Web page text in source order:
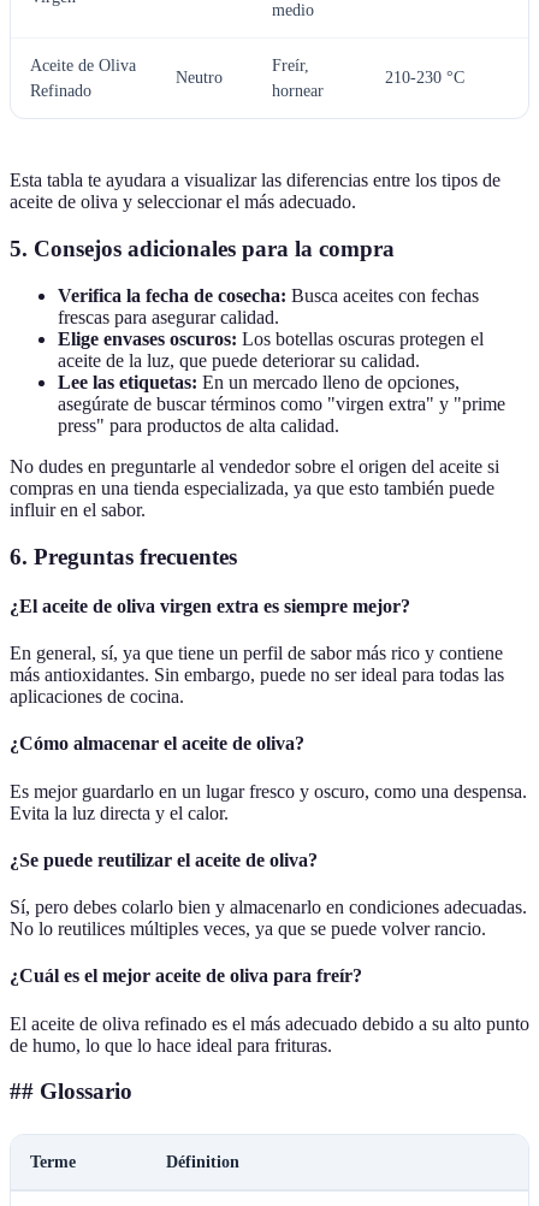
medio
Aceite de Oliva
Refinado
Neutro
Freír,
hornear
210-230 °C
Esta tabla te ayudara a visualizar las diferencias entre los tipos de
aceite de oliva y seleccionar el más adecuado.
5. Consejos adicionales para la compra
Verifica la fecha de cosecha: Busca aceites con fechas
frescas para asegurar calidad.
Elige envases oscuros: Los botellas oscuras protegen el
aceite de la luz, que puede deteriorar su calidad.
Lee las etiquetas: En un mercado lleno de opciones,
asegúrate de buscar términos como "virgen extra" y "prime
press" para productos de alta calidad.
No dudes en preguntarle al vendedor sobre el origen del aceite si
compras en una tienda especializada, ya que esto también puede
influir en el sabor.
6. Preguntas frecuentes
¿El aceite de oliva virgen extra es siempre mejor?
En general, sí, ya que tiene un perfil de sabor más rico y contiene
más antioxidantes. Sin embargo, puede no ser ideal para todas las
aplicaciones de cocina.
¿Cómo almacenar el aceite de oliva?
Es mejor guardarlo en un lugar fresco y oscuro, como una despensa.
Evita la luz directa y el calor.
¿Se puede reutilizar el aceite de oliva?
Sí, pero debes colarlo bien y almacenarlo en condiciones adecuadas.
No lo reutilices múltiples veces, ya que se puede volver rancio.
¿Cuál es el mejor aceite de oliva para freír?
El aceite de oliva refinado es el más adecuado debido a su alto punto
de humo, lo que lo hace ideal para frituras.
## Glossario
Terme Définition